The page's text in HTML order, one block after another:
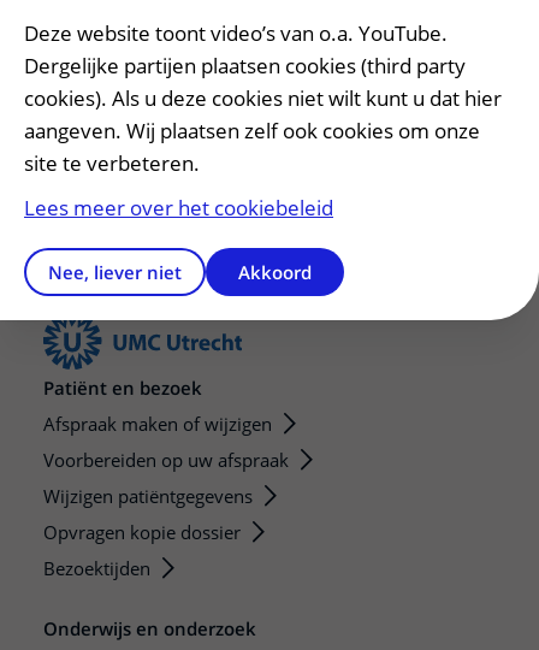
met een gevoel van rouw terugkijk op de tijd dat ik
niet ziek was en mijn ambitieuze toekomst er heel
anders uit zag. Maar zo’n fijne werkplek als deze en
zulke leuke collega’s maken een hele hoop goed.”
Eva is lid vanhet Netwerk USP Inclusief​
meer over.
Patiënt en bezoek
Afspraak maken of wijzigen
Voorbereiden op uw afspraak
Wijzigen patiëntgegevens
Opvragen kopie dossier
Bezoektijden
Onderwijs en onderzoek
Deze website toont video’s van o.a. YouTube.
Dergelijke partijen plaatsen cookies (third party
cookies). Als u deze cookies niet wilt kunt u dat hier
aangeven. Wij plaatsen zelf ook cookies om onze
site te verbeteren.
Lees meer over het cookiebeleid
Nee, liever niet Akkoord